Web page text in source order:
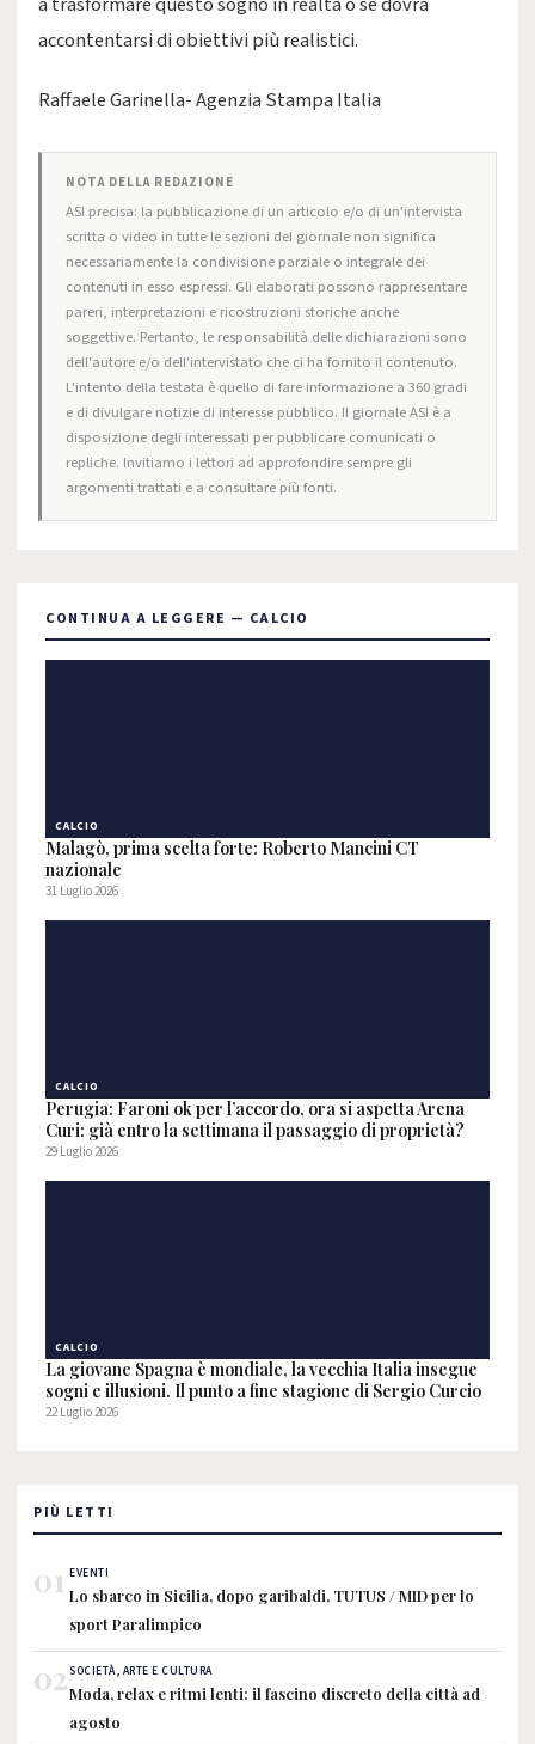
accontentarsi di obiettivi più realistici.
Raffaele Garinella- Agenzia Stampa Italia
NOTA DELLA REDAZIONE
ASI precisa: la pubblicazione di un articolo e/o di un'intervista
scritta o video in tutte le sezioni del giornale non significa
necessariamente la condivisione parziale o integrale dei
contenuti in esso espressi. Gli elaborati possono rappresentare
pareri, interpretazioni e ricostruzioni storiche anche
soggettive. Pertanto, le responsabilità delle dichiarazioni sono
dell'autore e/o dell'intervistato che ci ha fornito il contenuto.
L'intento della testata è quello di fare informazione a 360 gradi
e di divulgare notizie di interesse pubblico. Il giornale ASI è a
disposizione degli interessati per pubblicare comunicati o
repliche. Invitiamo i lettori ad approfondire sempre gli
argomenti trattati e a consultare più fonti.
CONTINUA A LEGGERE — CALCIO
CALCIO
Malagò, prima scelta forte: Roberto Mancini CT
nazionale
31 Luglio 2026
CALCIO
Perugia: Faroni ok per l’accordo, ora si aspetta Arena
Curi: già entro la settimana il passaggio di proprietà?
29 Luglio 2026
CALCIO
La giovane Spagna è mondiale, la vecchia Italia insegue
sogni e illusioni. Il punto a fine stagione di Sergio Curcio
22 Luglio 2026
PIÙ LETTI
01 EVENTI
Lo sbarco in Sicilia, dopo garibaldi, TUTUS / MID per lo
sport Paralimpico
02SOCIETÀ, ARTE E CULTURA
Moda, relax e ritmi lenti: il fascino discreto della città ad
agosto